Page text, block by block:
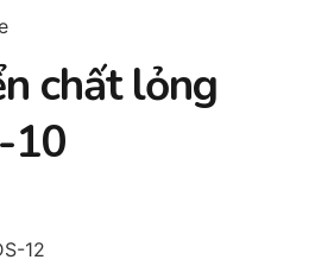
chất lỏng
10
12